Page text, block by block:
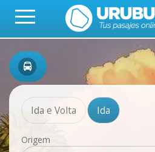
Ida e Volta Ida
Origem